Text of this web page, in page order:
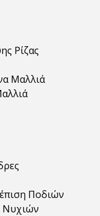
Ρίζας
Μαλλιά
Ποδιών
Νυχιών